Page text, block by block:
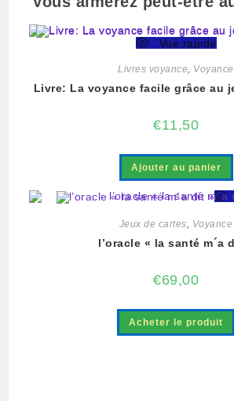
Vue rapide
Livres voyance, Voyance
Livre: La voyance facile grâce au
€11,50
Ajouter au panier
Jeux de cartes Voyance
l’oracle « la santé m´a
€69,00
Acheter le produit